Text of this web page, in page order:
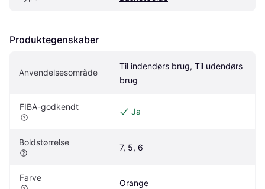
Produktegenskaber
Anvendelsesområde
Til indendørs brug, Til udendørs
brug
FIBA-godkendt Ja
Boldstørrelse
7, 5, 6
Farve
Orange